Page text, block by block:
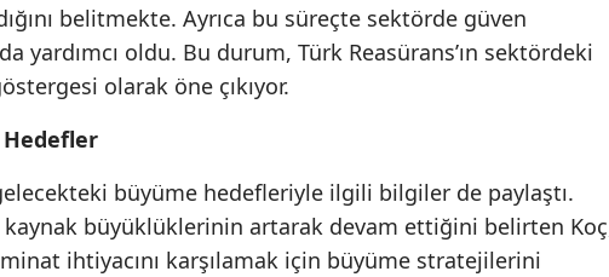
Kırklareli
Konya
Kütahya
belitmekte. Ayrıca bu süreçte sektörde güven
yardımcı oldu. Bu durum, Türk Reasürans’ın sektördeki
olarak öne çıkıyor.
büyüme hedefleriyle ilgili bilgiler de paylaştı.
kaynak büyüklüklerinin artarak devam ettiğini belirten
ihtiyacını karşılamak için büyüme stratejilerini